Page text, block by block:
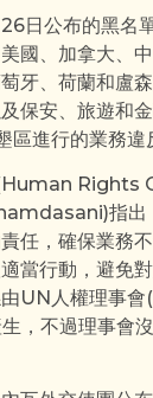
日公布的黑名
國、加拿大、
牙、荷蘭和盧
保安、旅遊和
進行的業務違
Rights
指出
任，確保業務
當行動，避免
由UN人權理事
，不過理事會